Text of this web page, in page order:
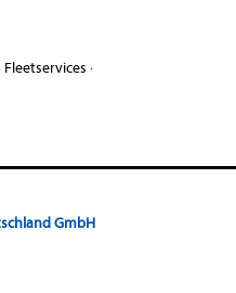
Fleetservices ·
GmbH